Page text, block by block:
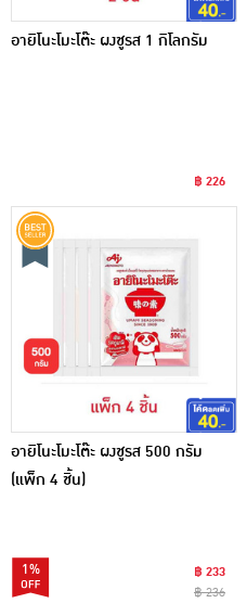
อายิโนะโมะโต๊ะ ผงชูรส 1 กิโลกรัม
฿ 226
อายิโนะโมะโต๊ะ ผงชูรส 500 กรัม
(แพ็ก 4 ชิ้น)
1%
฿ 233
฿ 236